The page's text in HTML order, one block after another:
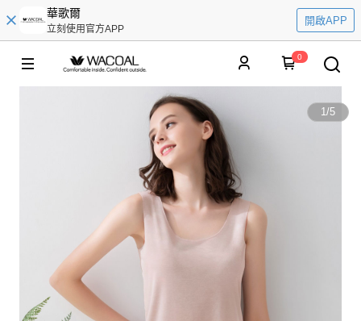
華歌爾
立刻使用官方APP
開啟APP
0
1/5